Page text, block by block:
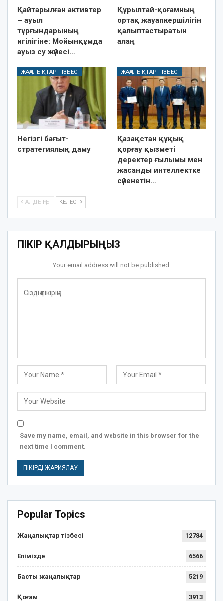
Қайтарылған активтер
– ауыл
тұрғындарының
игілігіне: Мойынқұмда
ауыз су жүйесі…
Құрылтай-қоғамның
ортақ жауапкершілігін
қалыптастыратын
алаң
ЖАҢАЛЫҚТАР ТІЗБЕСІ
Негізгі бағыт-
стратегиялық даму
ЖАҢАЛЫҚТАР ТІЗБЕСІ
Қазақстан құқық
қорғау қызметі
деректер ғылымы мен
жасанды интеллектке
сүйенетін…
АЛДЫҢҒЫ КЕЛЕСІ
ПІКІР ҚАЛДЫРЫҢЫЗ
Your email address will not be published.
Save my name, email, and website in this browser for the
next time I comment.
Popular Topics
Жаңалықтар тізбесі 12784
Елімізде 6566
Басты жаңалықтар 5219
Қоғам 3913